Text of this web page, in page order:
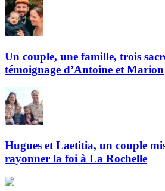
Un couple, une famille, trois
témoignage d’Antoine et Marion
Hugues et Laetitia, un couple
rayonner la foi à La Rochelle